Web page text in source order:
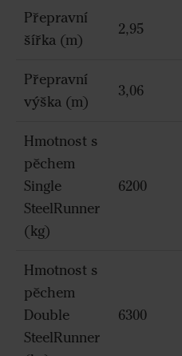
Přepravní
šířka (m)
2,95
Přepravní
výška (m)
3,06
Hmotnost s
pěchem
Single
SteelRunner
(kg)
6200
Hmotnost s
pěchem
Double
SteelRunner
6300